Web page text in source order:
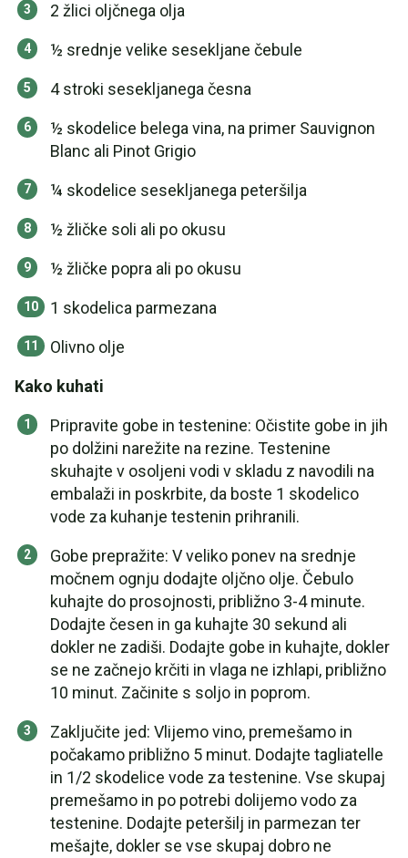
2 žlici oljčnega olja
½ srednje velike sesekljane čebule
4 stroki sesekljanega česna
½ skodelice belega vina, na primer Sauvignon
Blanc ali Pinot Grigio
¼ skodelice sesekljanega peteršilja
½ žličke soli ali po okusu
½ žličke popra ali po okusu
1 skodelica parmezana
Olivno olje
Kako kuhati
Pripravite gobe in testenine: Očistite gobe in jih
po dolžini narežite na rezine. Testenine
skuhajte v osoljeni vodi v skladu z navodili na
embalaži in poskrbite, da boste 1 skodelico
vode za kuhanje testenin prihranili.
Gobe prepražite: V veliko ponev na srednje
močnem ognju dodajte oljčno olje. Čebulo
kuhajte do prosojnosti, približno 3-4 minute.
Dodajte česen in ga kuhajte 30 sekund ali
dokler ne zadiši. Dodajte gobe in kuhajte, dokler
se ne začnejo krčiti in vlaga ne izhlapi, približno
10 minut. Začinite s soljo in poprom.
Zaključite jed: Vlijemo vino, premešamo in
počakamo približno 5 minut. Dodajte tagliatelle
in 1/2 skodelice vode za testenine. Vse skupaj
premešamo in po potrebi dolijemo vodo za
testenine. Dodajte peteršilj in parmezan ter
mešajte, dokler se vse skupaj dobro ne